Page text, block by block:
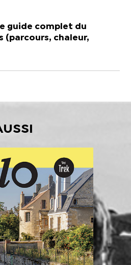
guide complet du
(parcours, chaleur,